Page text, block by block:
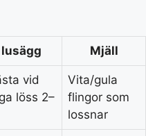
Mjäll
vid
löss 2–
Vita/gula
flingor som
lossnar